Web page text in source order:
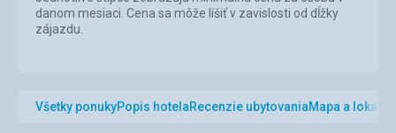
danom mesiaci. Cena sa môže líšiť v zavislosti od dĺžky
zájazdu.
Všetky ponukyPopis hotelaRecenzie ubytovaniaMapa a lokalita